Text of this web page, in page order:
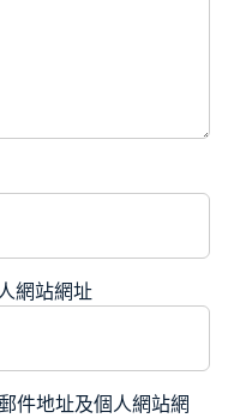
網站網址
件地址及個人網站網